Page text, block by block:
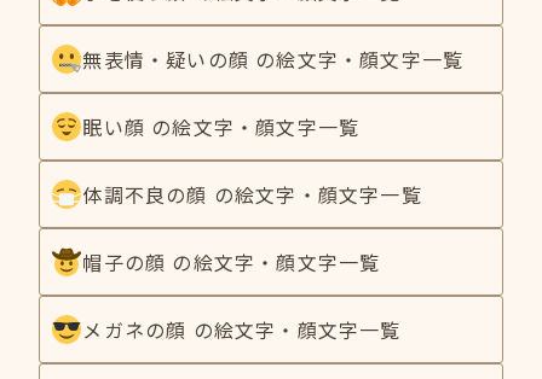
無表情・疑いの顔 の絵文字・顔文字一覧
眠い顔 の絵文字・顔文字一覧
体調不良の顔 の絵文字・顔文字一覧
帽子の顔 の絵文字・顔文字一覧
メガネの顔 の絵文字・顔文字一覧